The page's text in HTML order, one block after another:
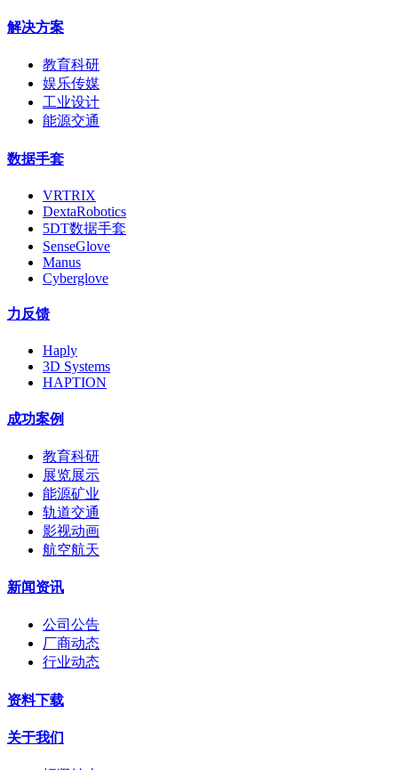
解决方案
教育科研
娱乐传媒
工业设计
能源交通
数据手套
VRTRIX
DextaRobotics
5DT数据手套
SenseGlove
Manus
Cyberglove
力反馈
Haply
3D Systems
HAPTION
成功案例
教育科研
展览展示
能源矿业
轨道交通
影视动画
航空航天
新闻资讯
公司公告
厂商动态
行业动态
资料下载
关于我们